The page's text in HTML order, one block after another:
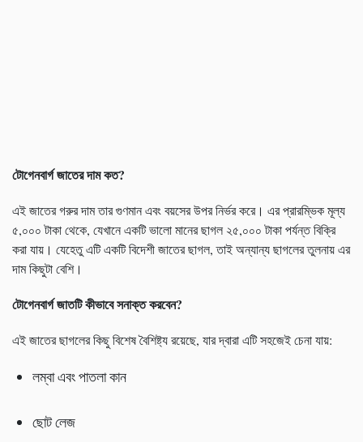
টোগেনবার্গ জাতের দাম কত?
এই জাতের গরুর দাম তার গুণমান এবং বয়সের উপর নির্ভর করে। এর প্রারম্ভিক মূল্য
৫,০০০ টাকা থেকে, যেখানে একটি ভালো মানের ছাগল ২৫,০০০ টাকা পর্যন্ত বিক্রি
করা যায়। যেহেতু এটি একটি বিদেশী জাতের ছাগল, তাই অন্যান্য ছাগলের তুলনায় এর
দাম কিছুটা বেশি।
টোগেনবার্গ জাতটি কীভাবে সনাক্ত করবেন?
এই জাতের ছাগলের কিছু বিশেষ বৈশিষ্ট্য রয়েছে, যার দ্বারা এটি সহজেই চেনা যায়:
লম্বা এবং পাতলা কান
ছোট লেজ